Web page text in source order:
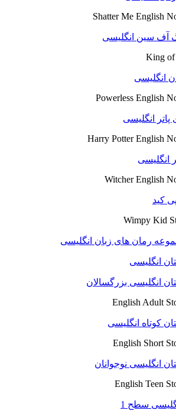
Shatter Me English
آف سین انگلیسی
King
انگلیسی
Powerless English
انگلیسی
Harry Potter English
انگلیسی
Witcher English
کید
Wimpy Kid
رمان های زبان انگلیسی
انگلیسی
انگلیسی بزرگسالان
English Adult
کوتاه انگلیسی
English Short
انگلیسی نوجوانان
English Teen
سطح 1